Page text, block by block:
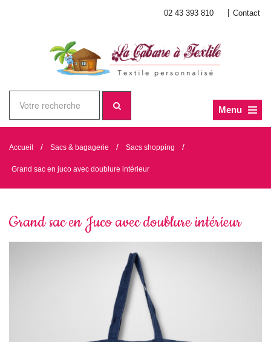
02 43 393 810 Contact
Menu
Accueil / Sacs & bagagerie / Sacs shopping /
Grand sac en juco avec doublure intérieur
Grand sac en Juco avec doublure intérieur